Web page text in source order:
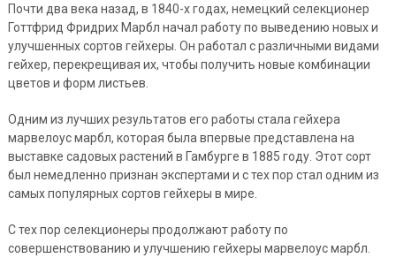
Почти два века назад, в 1840-х годах, немецкий селекционер
Готтфрид Фридрих Марбл начал работу по выведению новых и
улучшенных сортов гейхеры. Он работал с различными видами
гейхер, перекрещивая их, чтобы получить новые комбинации
цветов и форм листьев.
Одним из лучших результатов его работы стала гейхера
марвелоус марбл, которая была впервые представлена на
выставке садовых растений в Гамбурге в 1885 году. Этот сорт
был немедленно признан экспертами и с тех пор стал одним из
самых популярных сортов гейхеры в мире.
С тех пор селекционеры продолжают работу по
совершенствованию и улучшению гейхеры марвелоус марбл.